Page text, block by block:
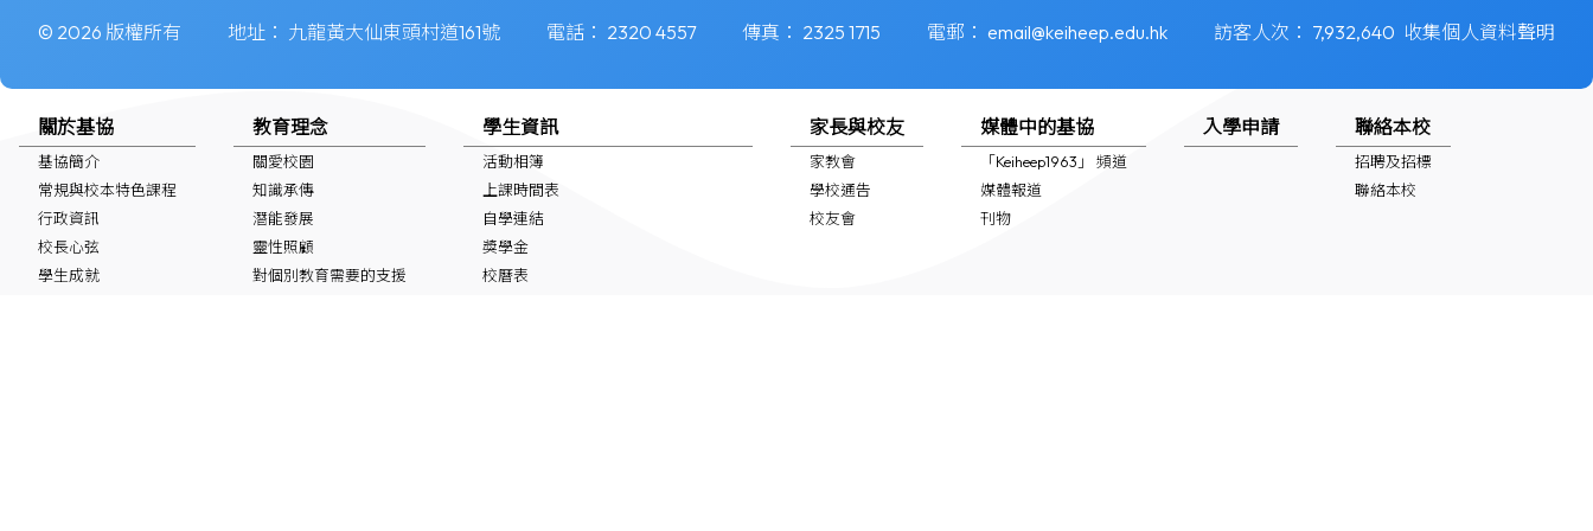
© 2026 版權所有 地址： 九龍黃大仙東頭村道161號 電話： 2320 4557 傳真： 2325 1715 電郵： email@keiheep.edu.hk 訪客人次： 7,932,640 收集個人資料聲明
關於基協
基協簡介
常規與校本特色課程
行政資訊
校長心弦
學生成就
教育理念
關愛校園
知識承傳
潛能發展
靈性照顧
對個別教育需要的支援
學生資訊
活動相簿
上課時間表
自學連結
獎學金
校曆表
家長與校友
家教會
學校通告
校友會
媒體中的基協
「Keiheep1963」 頻道
媒體報道
刊物
入學申請 聯絡本校
招聘及招標
聯絡本校